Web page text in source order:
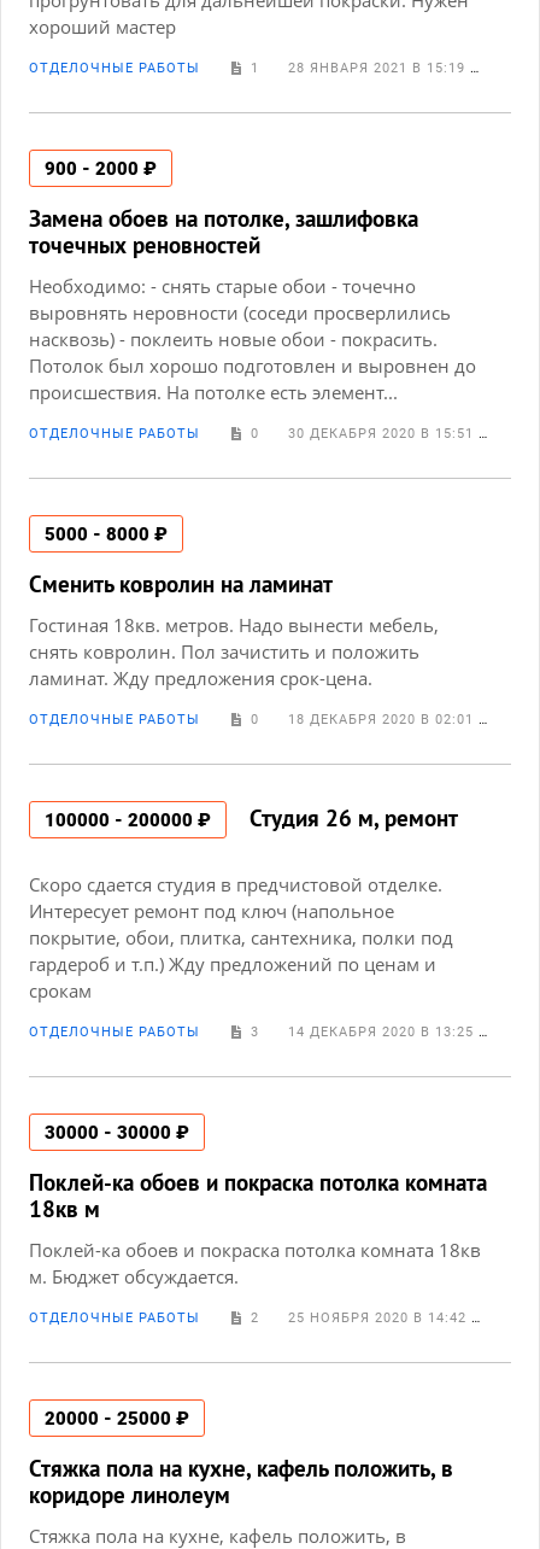
хороший мастер
ОТДЕЛОЧНЫЕ РАБОТЫ 1 28 ЯНВАРЯ 2021 В 15:19
900 - 2000 ₽
Замена обоев на потолке, зашлифовка
точечных реновностей
Необходимо: - снять старые обои - точечно
выровнять неровности (соседи просверлились
насквозь) - поклеить новые обои - покрасить.
Потолок был хорошо подготовлен и выровнен до
происшествия. На потолке есть элемент...
ОТДЕЛОЧНЫЕ РАБОТЫ 0 30 ДЕКАБРЯ 2020 В 15:51
5000 - 8000 ₽
Сменить ковролин на ламинат
Гостиная 18кв. метров. Надо вынести мебель,
снять ковролин. Пол зачистить и положить
ламинат. Жду предложения срок-цена.
ОТДЕЛОЧНЫЕ РАБОТЫ 0 18 ДЕКАБРЯ 2020 В 02:01
100000 - 200000 ₽ Студия 26 м, ремонт
Скоро сдается студия в предчистовой отделке.
Интересует ремонт под ключ (напольное
покрытие, обои, плитка, сантехника, полки под
гардероб и т.п.) Жду предложений по ценам и
срокам
ОТДЕЛОЧНЫЕ РАБОТЫ 3 14 ДЕКАБРЯ 2020 В 13:25
30000 - 30000 ₽
Поклей-ка обоев и покраска потолка комната
18кв м
Поклей-ка обоев и покраска потолка комната 18кв
м. Бюджет обсуждается.
ОТДЕЛОЧНЫЕ РАБОТЫ 2 25 НОЯБРЯ 2020 В 14:42
20000 - 25000 ₽
Стяжка пола на кухне, кафель положить, в
коридоре линолеум
Стяжка пола на кухне, кафель положить, в